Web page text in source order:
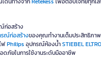
ก่อสร้าง
รณ์ก่อสร้างของคุณทำงานเต็มประสิทธิภา
ฟPhilips อุปกรณ์ห้องน้ำSTIEBEL
ภัยในการใช้งานระดับมืออาชีพ